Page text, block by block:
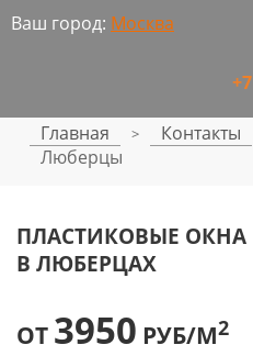
Ваш город: Москва
Главная > Контакты
Люберцы
ПЛАСТИКОВЫЕ ОКНА
В ЛЮБЕРЦАХ
ОТ 3950 РУБ/М2